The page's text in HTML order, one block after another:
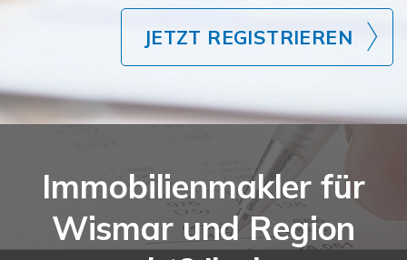
JETZT REGISTRIEREN
Immobilienmakler für
Wismar und Region